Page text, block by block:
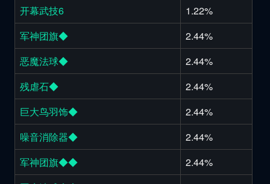
开幕武技6
1.22%
军神团旗◆
2.44%
恶魔法球◆
2.44%
残虐石◆
2.44%
巨大鸟羽饰◆
2.44%
噪音消除器◆
2.44%
军神团旗◆◆
2.44%